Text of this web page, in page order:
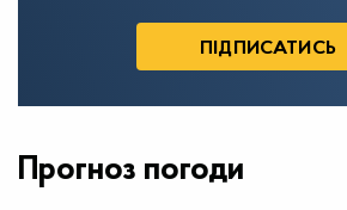
Прогноз погоди